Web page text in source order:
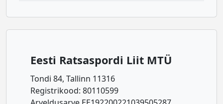
Eesti Ratsaspordi Liit MTÜ
Tondi 84, Tallinn 11316
Registrikood: 80110599